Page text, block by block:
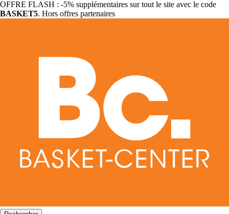
OFFRE FLASH : -5% supplémentaires sur tout le site avec le code
BASKET5. Hors offres partenaires